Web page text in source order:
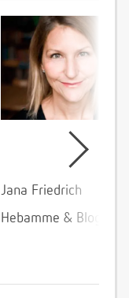
Jana Friedrich
Hebamme &